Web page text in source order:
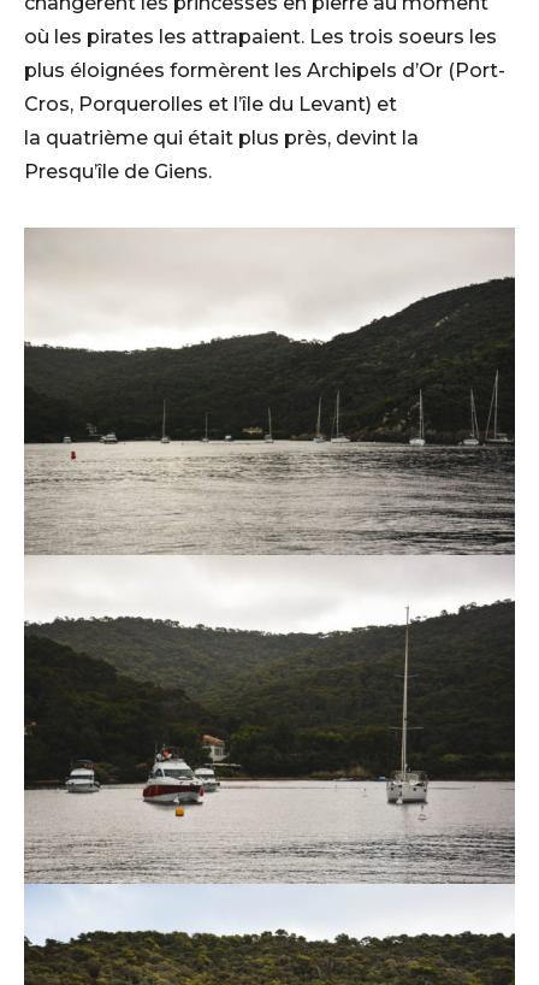
où les pirates les attrapaient. Les trois soeurs les
plus éloignées formèrent les Archipels d’Or (Port-
Cros, Porquerolles et l’île du Levant) et
la quatrième qui était plus près, devint la
Presqu’île de Giens.